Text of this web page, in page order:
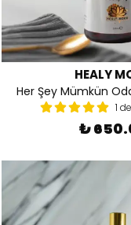
HEALY
Her Şey Mümkün
1
₺